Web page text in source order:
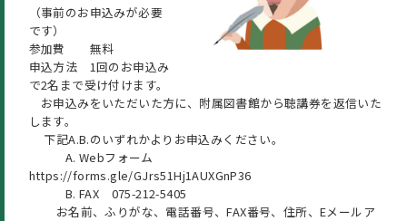
（事前のお申込みが必要
です）
参加費 無料
申込方法 1回のお申込み
で2名まで受け付けます。
お申込みをいただいた方に、附属図書館から聴講券を返信いた
します。
下記A.B.のいずれかよりお申込みください。
A. Webフォーム
https://forms.gle/GJrs51Hj1AUXGnP36
B. FAX 075-212-5405
お名前、ふりがな、電話番号、FAX番号、住所、Eメールア